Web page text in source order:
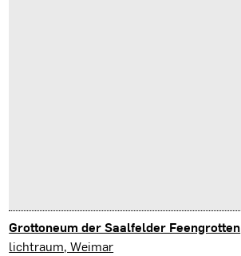
Grottoneum der Saalfelder Feengrotten
Saalfeld
lichtraum, Weimar